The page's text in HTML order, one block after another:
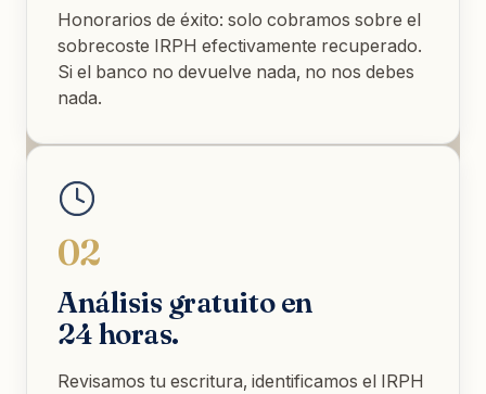
Honorarios de éxito: solo cobramos sobre el
sobrecoste IRPH efectivamente recuperado.
Si el banco no devuelve nada, no nos debes
nada.
02
Análisis gratuito en
24 horas.
Revisamos tu escritura, identificamos el IRPH